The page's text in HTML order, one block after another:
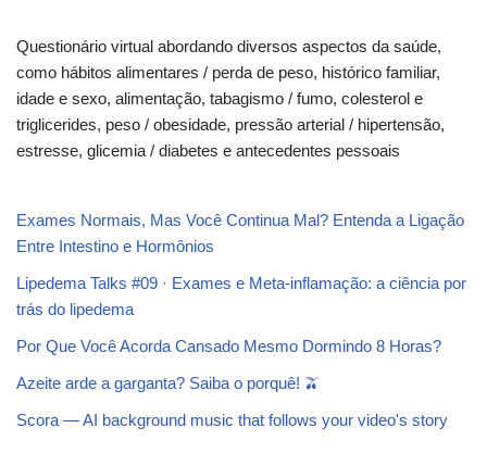
Questionário virtual abordando diversos aspectos da saúde,
como hábitos alimentares / perda de peso, histórico familiar,
idade e sexo, alimentação, tabagismo / fumo, colesterol e
triglicerides, peso / obesidade, pressão arterial / hipertensão,
estresse, glicemia / diabetes e antecedentes pessoais
Exames Normais, Mas Você Continua Mal? Entenda a Ligação
Entre Intestino e Hormônios
Lipedema Talks #09 · Exames e Meta-inflamação: a ciência por
trás do lipedema
Por Que Você Acorda Cansado Mesmo Dormindo 8 Horas?
Azeite arde a garganta? Saiba o porquê! 🫒
Scora — AI background music that follows your video's story